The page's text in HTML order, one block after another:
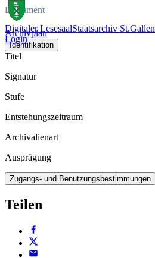
Digitaler LesesaalStaatsarchiv St.Gallen
Login
Dokument
Archivplan
Identifikation
Titel
Signatur
Stufe
Entstehungszeitraum
Archivalienart
Ausprägung
Zugangs- und Benutzungsbestimmungen
Teilen